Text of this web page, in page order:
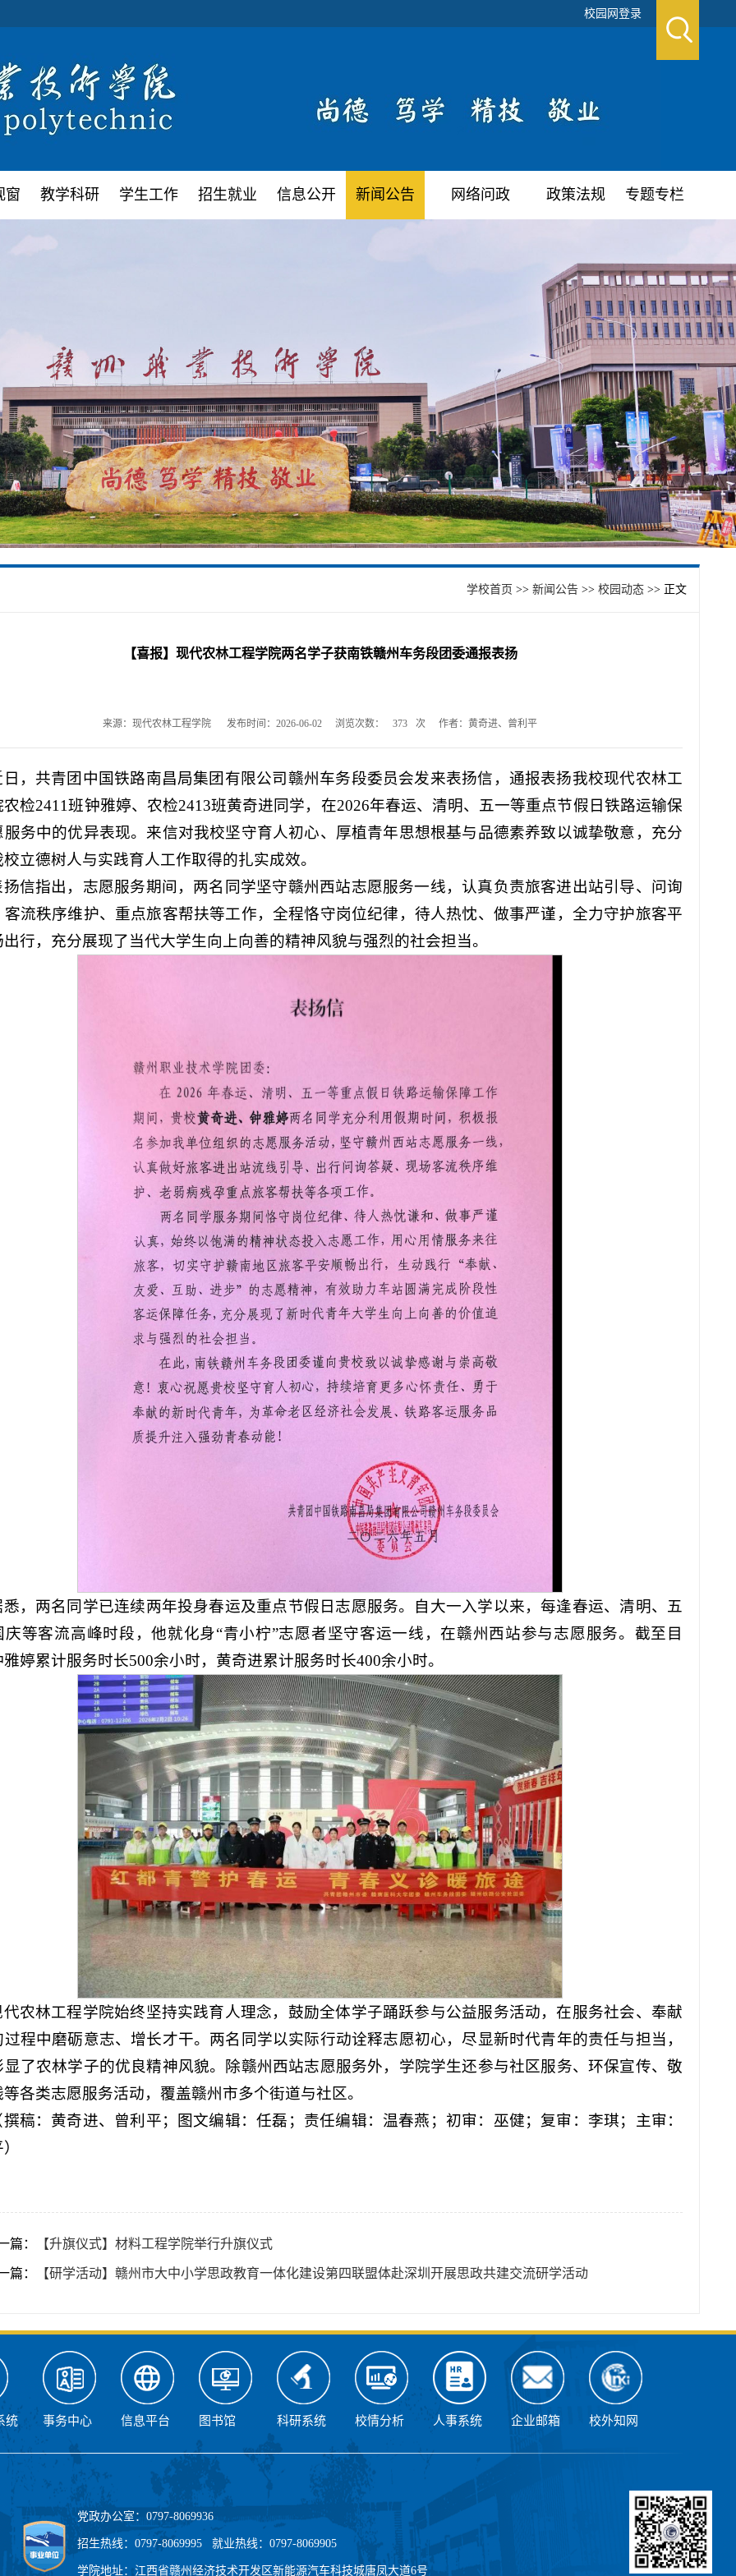
校园网登录
窗 教学科研 学生工作 招生就业 信息公开 新闻公告 网络问政 政策法规 专题专栏
学校首页 >> 新闻公告 >> 校园动态 >> 正文
【喜报】现代农林工程学院两名学子获南铁赣州车务段团委通报表扬
来源：现代农林工程学院 发布时间：2026-06-02 浏览次数： 373 次 作者：黄奇进、曾利平
日，共青团中国铁路南昌局集团有限公司赣州车务段委员会发来表扬信，通报表扬我校现代农林工
农检2411班钟雅婷、农检2413班黄奇进同学，在2026年春运、清明、五一等重点节假日铁路运输保
服务中的优异表现。来信对我校坚守育人初心、厚植青年思想根基与品德素养致以诚挚敬意，充分
立德树人与实践育人工作取得的扎实成效。
扬信指出，志愿服务期间，两名同学坚守赣州西站志愿服务一线，认真负责旅客进出站引导、问询
客流秩序维护、重点旅客帮扶等工作，全程恪守岗位纪律，待人热忱、做事严谨，全力守护旅客平
出行，充分展现了当代大学生向上向善的精神风貌与强烈的社会担当。
悉，两名同学已连续两年投身春运及重点节假日志愿服务。自大一入学以来，每逢春运、清明、五
庆等客流高峰时段，他就化身“青小柠”志愿者坚守客运一线，在赣州西站参与志愿服务。截至目
婷累计服务时长500余小时，黄奇进累计服务时长400余小时。
代农林工程学院始终坚持实践育人理念，鼓励全体学子踊跃参与公益服务活动，在服务社会、奉献
过程中磨砺意志、增长才干。两名同学以实际行动诠释志愿初心，尽显新时代青年的责任与担当，
显了农林学子的优良精神风貌。除赣州西站志愿服务外，学院学生还参与社区服务、环保宣传、敬
各类志愿服务活动，覆盖赣州市多个街道与社区。
撰稿：黄奇进、曾利平；图文编辑：任磊；责任编辑：温春燕；初审：巫健；复审：李琪；主审：
篇： 【升旗仪式】材料工程学院举行升旗仪式
篇： 【研学活动】赣州市大中小学思政教育一体化建设第四联盟体赴深圳开展思政共建交流研学活动
统 事务中心 信息平台 图书馆 科研系统 校情分析 人事系统 企业邮箱 校外知网
党政办公室：0797-8069936
招生热线：0797-8069995 就业热线：0797-8069905
学院地址：江西省赣州经济技术开发区新能源汽车科技城唐凤大道6号